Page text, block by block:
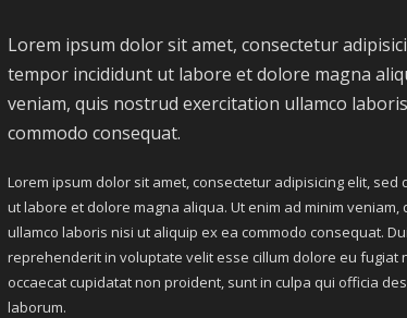
Lorem ipsum dolor sit amet, consectetur
tempor incididunt ut labore et dolore magna
veniam, quis nostrud exercitation ullamco
commodo consequat.
Lorem ipsum dolor sit amet, consectetur adipisicing elit,
ut labore et dolore magna aliqua. Ut enim ad minim
ullamco laboris nisi ut aliquip ex ea commodo consequat.
reprehenderit in voluptate velit esse cillum dolore eu fugiat
occaecat cupidatat non proident, sunt in culpa qui officia
laborum.